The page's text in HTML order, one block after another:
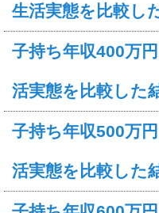
生活実態を比較し
子持ち年収400万
活実態を比較した
子持ち年収500万
活実態を比較した